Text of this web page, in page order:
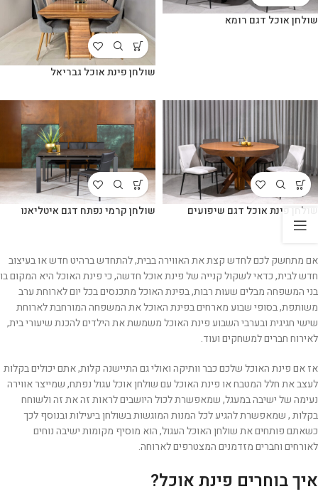
שולחן אוכל דגם רומא
שולחן פינת אוכל גבריאל
שולחן פינת אוכל דגם שיפועים שולחן קרמי נפתח דגם איטליאנו
אם מתחשק לכם לחדש קצת את האווירה בבית, להתחדש ברהיט חדש או בעיצוב
חדש לבית, כדאי לשקול קנייה של פינת אוכל חדשה, כי פינת האוכל היא המקום בו
בני המשפחה מבלים שעות רבות, בפינת האוכל מתכנסים בכל יום לארוחת ערב
משותפת, בסופי שבוע מארחים בפינת האוכל את המשפחה המורחבת לארוחת
שישי חגיגית ובערבי השבוע פינת האוכל משמשת את הילדים להכנת שיעורי בית,
לאירוח חברים למשחקים ועוד.
אז אם פינת האוכל שלכם כבר וותיקה ואולי גם התיישנה קלות, אתם יכולים בקלות
לעצב את חלל המטבח או פינת האוכל עם שולחן אוכל עגול נפתח, שמייצר אווירה
נעימה של ישיבה במעגל, שמאפשרת לכול היושבים לראות זה את זה ולשוחח
בקלות , שמאפשרת להגיע לכל המנות המוגשות בשולחן ביעילות ובנוסף לכך
כשאתם פותחים את שולחן האוכל העגול, הוא מוסיף מקומות ישיבה נוחים
לאורחים וחברים מזדמנים המצטרפים לארוחה.
איך בוחרים פינת אוכל?